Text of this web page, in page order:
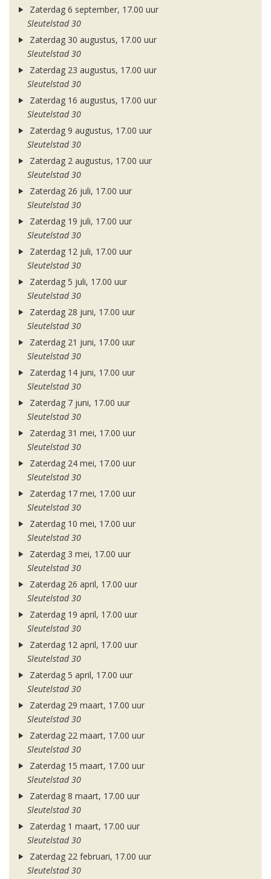
Zaterdag 6 september, 17.00 uur
Sleutelstad 30
Zaterdag 30 augustus, 17.00 uur
Sleutelstad 30
Zaterdag 23 augustus, 17.00 uur
Sleutelstad 30
Zaterdag 16 augustus, 17.00 uur
Sleutelstad 30
Zaterdag 9 augustus, 17.00 uur
Sleutelstad 30
Zaterdag 2 augustus, 17.00 uur
Sleutelstad 30
Zaterdag 26 juli, 17.00 uur
Sleutelstad 30
Zaterdag 19 juli, 17.00 uur
Sleutelstad 30
Zaterdag 12 juli, 17.00 uur
Sleutelstad 30
Zaterdag 5 juli, 17.00 uur
Sleutelstad 30
Zaterdag 28 juni, 17.00 uur
Sleutelstad 30
Zaterdag 21 juni, 17.00 uur
Sleutelstad 30
Zaterdag 14 juni, 17.00 uur
Sleutelstad 30
Zaterdag 7 juni, 17.00 uur
Sleutelstad 30
Zaterdag 31 mei, 17.00 uur
Sleutelstad 30
Zaterdag 24 mei, 17.00 uur
Sleutelstad 30
Zaterdag 17 mei, 17.00 uur
Sleutelstad 30
Zaterdag 10 mei, 17.00 uur
Sleutelstad 30
Zaterdag 3 mei, 17.00 uur
Sleutelstad 30
Zaterdag 26 april, 17.00 uur
Sleutelstad 30
Zaterdag 19 april, 17.00 uur
Sleutelstad 30
Zaterdag 12 april, 17.00 uur
Sleutelstad 30
Zaterdag 5 april, 17.00 uur
Sleutelstad 30
Zaterdag 29 maart, 17.00 uur
Sleutelstad 30
Zaterdag 22 maart, 17.00 uur
Sleutelstad 30
Zaterdag 15 maart, 17.00 uur
Sleutelstad 30
Zaterdag 8 maart, 17.00 uur
Sleutelstad 30
Zaterdag 1 maart, 17.00 uur
Sleutelstad 30
Zaterdag 22 februari, 17.00 uur
Sleutelstad 30